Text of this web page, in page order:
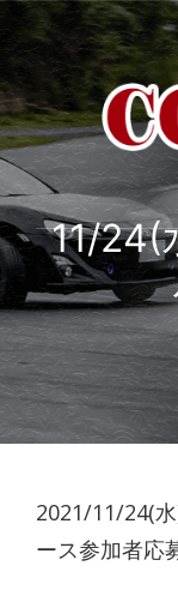
11/24(
2021/11/24(
ース参加者応